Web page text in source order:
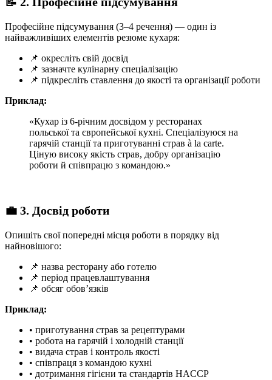
Професійне підсумування (3–4 речення) — один із
найважливіших елементів резюме кухаря:
📌 окресліть свій досвід
📌 зазначте кулінарну спеціалізацію
📌 підкресліть ставлення до якості та організації роботи
Приклад:
«Кухар із 6‑річним досвідом у ресторанах
польської та європейської кухні. Спеціалізуюся на
гарячій станції та приготуванні страв à la carte.
Ціную високу якість страв, добру організацію
роботи й співпрацю з командою.»
💼 3. Досвід роботи
Опишіть свої попередні місця роботи в порядку від
найновішого:
📌 назва ресторану або готелю
📌 період працевлаштування
📌 обсяг обов’язків
Приклад:
• приготування страв за рецептурами
• робота на гарячій і холодній станції
• видача страв і контроль якості
• співпраця з командою кухні
• дотримання гігієни та стандартів HACCP